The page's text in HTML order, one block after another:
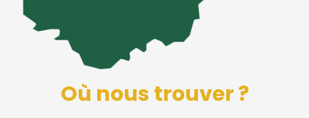
Où nous trouver ?